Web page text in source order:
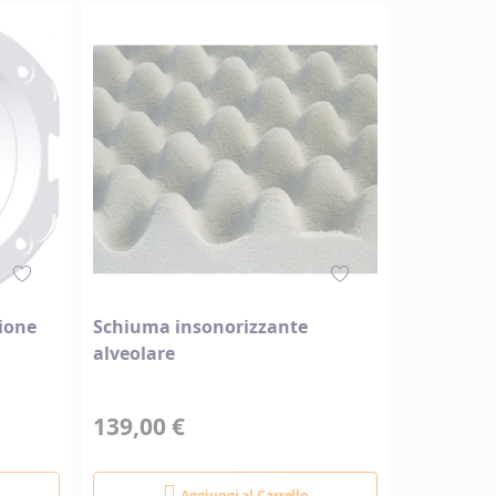
Schiuma insonorizzante
alveolare
139,00 €